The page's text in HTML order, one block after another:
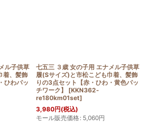
ル子供草
着、髪飾
ひわパッ
七五三 ３歳 女の子用 エナメル子供草
履(Sサイズ)と市松こども巾着、髪飾
りの3点セット【赤・ひわ・黄色パッ
チワーク】
[KKN362-
re180km01set]
3,980円(税込)
モール販売価格: 5,060円